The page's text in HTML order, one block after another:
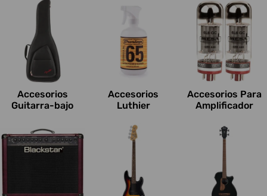
e
s
:
Accesorios
Guitarra-bajo
Accesorios
Luthier
Accesorios Para
Amplificador